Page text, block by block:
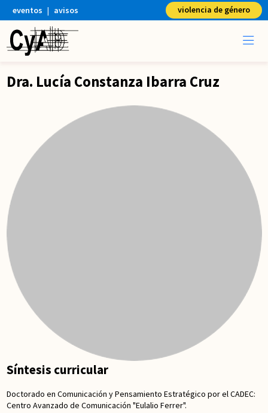
eventos | avisos violencia de género
Dra. Lucía Constanza Ibarra Cruz
Síntesis curricular
Doctorado en Comunicación y Pensamiento Estratégico por el CADEC:
Centro Avanzado de Comunicación "Eulalio Ferrer".